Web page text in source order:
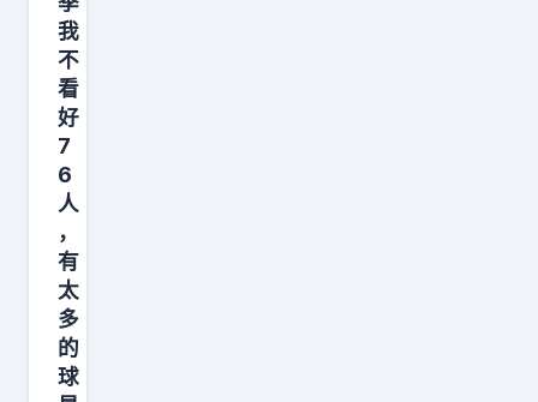
或
许
会
和
管
理
层
好
好
谈
一
谈
出
交
易
决
定
。
“
我
被
交
易
我
不
看
好
7
6
人
，
有
太
多
的
球